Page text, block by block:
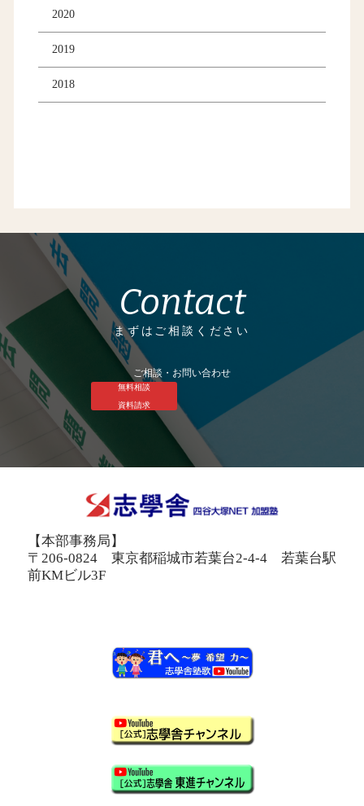
2020
2019
2018
Contact
まずはご相談ください
ご相談・お問い合わせ
無料相談
資料請求
【本部事務局】
〒206-0824 東京都稲城市若葉台2-4-4 若葉台駅
前KMビル3F